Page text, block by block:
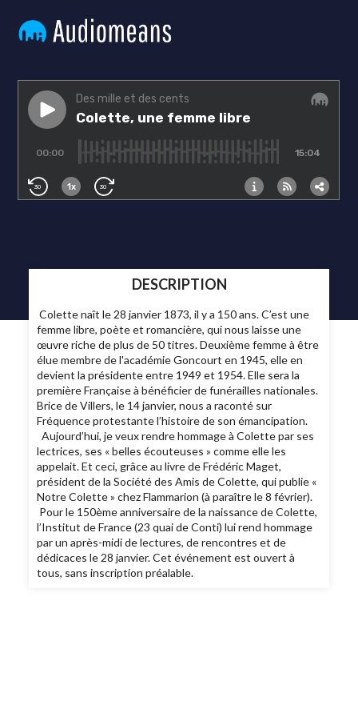
DESCRIPTION
Colette naît le 28 janvier 1873, il y a 150 ans. C’est une
femme libre, poète et romancière, qui nous laisse une
œuvre riche de plus de 50 titres. Deuxième femme à être
élue membre de l'académie Goncourt en 1945, elle en
devient la présidente entre 1949 et 1954. Elle sera la
première Française à bénéficier de funérailles nationales.
Brice de Villers, le 14 janvier, nous a raconté sur
Fréquence protestante l’histoire de son émancipation.
Aujourd’hui, je veux rendre hommage à Colette par ses
lectrices, ses « belles écouteuses » comme elle les
appelait. Et ceci, grâce au livre de Frédéric Maget,
président de la Société des Amis de Colette, qui publie «
Notre Colette » chez Flammarion (à paraître le 8 février).
Pour le 150ème anniversaire de la naissance de Colette,
l’Institut de France (23 quai de Conti) lui rend hommage
par un après-midi de lectures, de rencontres et de
dédicaces le 28 janvier. Cet événement est ouvert à
tous, sans inscription préalable.